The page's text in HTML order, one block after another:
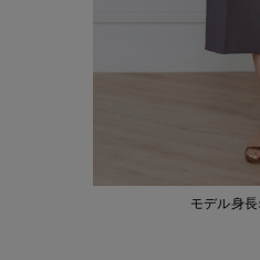
モデル身